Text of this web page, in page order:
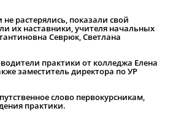
растерялись, показали свой
их наставники, учителя начальных
Севрюк, Светлана
практики от колледжа Елена
заместитель директора по УР
слово первокурсникам,
практики.